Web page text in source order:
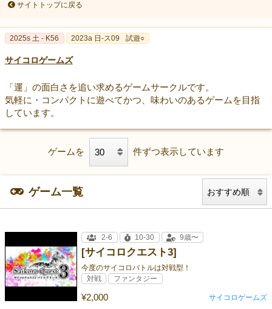
サイトトップに戻る
2025s 土 - K56 2023a 日-ス09 試遊○
サイコロゲームズ
「運」の面白さを追い求めるゲームサークルです。
気軽に・コンパクトに遊べてかつ、味わいのあるゲームを目指
しています。
ゲームを 件ずつ表示しています
ゲーム一覧
[サイコロクエスト3]
今度のサイコロバトルは対戦型！
¥2,000
2-6 10-30 9歳〜
対戦 ファンタジー
サイコロゲームズ